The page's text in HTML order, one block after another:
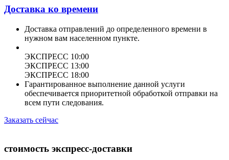
Доставка ко времени
Доставка отправлений до определенного времени в
нужном вам населенном пункте.
ЭКСПРЕСС 10:00
ЭКСПРЕСС 13:00
ЭКСПРЕСС 18:00
Гарантированное выполнение данной услуги
обеспечивается приоритетной обработкой отправки на
всем пути следования.
Заказать сейчас
стоимость экспресс-доставки